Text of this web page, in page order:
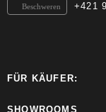
+421
Beschweren
FÜR KÄUFER:
SHOWROOMS